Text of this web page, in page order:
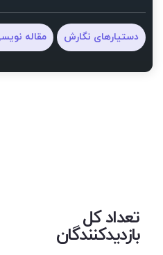
دستیارهای نگارش مقاله
تعداد کل
بازدیدکنندگان